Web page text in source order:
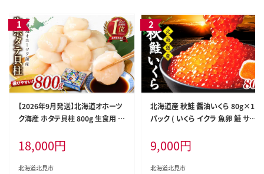
【2026年9月発送】北海道オホーツ
ク海産 ホタテ貝柱 800g 生食用 (
たて お刺身 刺身 貝柱 海鮮丼 帆立
貝柱 人気 ふるさと納税 ホタテ )【0
37-0016】
18,000円
北海道北見市
北海道産 秋鮭 醤油いくら 80g×1
パック ( いくら イクラ 魚卵 鮭 サケ
海道産 ふるさと納税 秋鮭 )【233-0
001】
9,000円
北海道北見市